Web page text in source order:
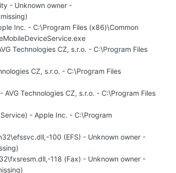
- Unknown owner -
Inc. - C:\Program Files (x86)\Common
Technologies CZ, s.r.o. - C:\Program Files
CZ, s.r.o. - C:\Program Files
Technologies CZ, s.r.o. - C:\Program Files
- Apple Inc. - C:\Program
100 (EFS) - Unknown owner -
118 (Fax) - Unknown owner -